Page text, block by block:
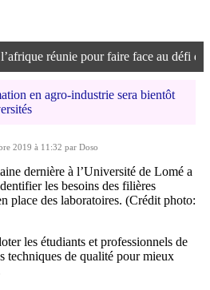
réunie pour faire face au défi
en agro-industrie sera bientôt
2019 à 11:32 par Doso
dernière à l’Université de Lomé a
les besoins des filières
place des laboratoires. (Crédit photo:
les étudiants et professionnels de
techniques de qualité pour mieux